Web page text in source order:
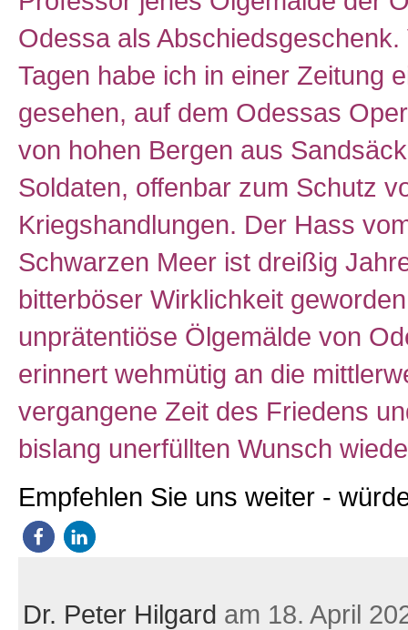
Odessa als Abschiedsgeschenk.
Tagen habe ich in einer Zeitung
gesehen, auf dem Odessas
von hohen Bergen aus
Soldaten, offenbar zum Schutz
Kriegshandlungen. Der Hass
Schwarzen Meer ist dreißig
bitterböser Wirklichkeit
unprätentiöse Ölgemälde von
erinnert wehmütig an die
vergangene Zeit des Friedens
bislang unerfüllten Wunsch
Empfehlen Sie uns weiter -
Dr. Peter Hilgard am 18. April